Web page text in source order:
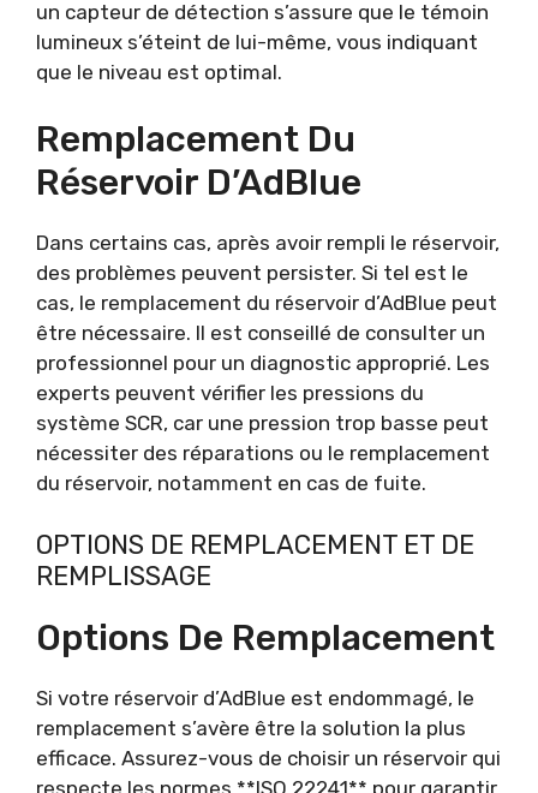
un capteur de détection s’assure que le témoin
lumineux s’éteint de lui-même, vous indiquant
que le niveau est optimal.
Remplacement Du
Réservoir D’AdBlue
Dans certains cas, après avoir rempli le réservoir,
des problèmes peuvent persister. Si tel est le
cas, le remplacement du réservoir d’AdBlue peut
être nécessaire. Il est conseillé de consulter un
professionnel pour un diagnostic approprié. Les
experts peuvent vérifier les pressions du
système SCR, car une pression trop basse peut
nécessiter des réparations ou le remplacement
du réservoir, notamment en cas de fuite.
OPTIONS DE REMPLACEMENT ET DE
REMPLISSAGE
Options De Remplacement
Si votre réservoir d’AdBlue est endommagé, le
remplacement s’avère être la solution la plus
efficace. Assurez-vous de choisir un réservoir qui
respecte les normes **ISO 22241** pour garantir